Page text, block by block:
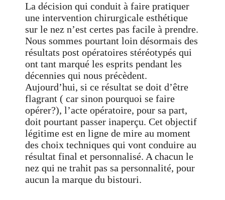
La décision qui conduit à faire pratiquer
une intervention chirurgicale esthétique
sur le nez n’est certes pas facile à prendre.
Nous sommes pourtant loin désormais des
résultats post opératoires stéréotypés qui
ont tant marqué les esprits pendant les
décennies qui nous précèdent.
Aujourd’hui, si ce résultat se doit d’être
flagrant ( car sinon pourquoi se faire
opérer?), l’acte opératoire, pour sa part,
doit pourtant passer inaperçu. Cet objectif
légitime est en ligne de mire au moment
des choix techniques qui vont conduire au
résultat final et personnalisé. A chacun le
nez qui ne trahit pas sa personnalité, pour
aucun la marque du bistouri.